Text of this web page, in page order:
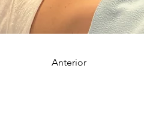
Anterior